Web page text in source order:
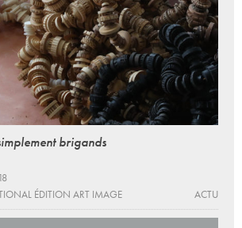
brigands
ÉDITION ART IMAGE
ACTU